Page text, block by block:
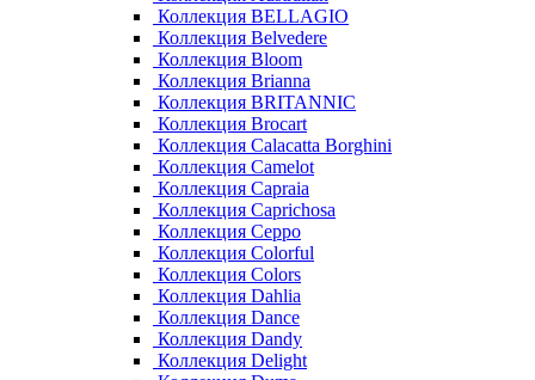
Коллекция BELLAGIO
Коллекция Belvedere
Коллекция Bloom
Коллекция Brianna
Коллекция BRITANNIC
Коллекция Brocart
Коллекция Calacatta Borghini
Коллекция Camelot
Коллекция Capraia
Коллекция Caprichosa
Коллекция Ceppo
Коллекция Colorful
Коллекция Colors
Коллекция Dahlia
Коллекция Dance
Коллекция Dandy
Коллекция Delight